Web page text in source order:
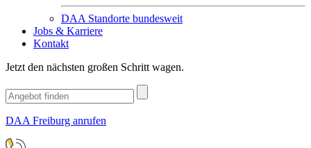
DAA Standorte bundesweit
Jobs & Karriere
Kontakt
Jetzt den nächsten großen Schritt wagen.
DAA Freiburg anrufen